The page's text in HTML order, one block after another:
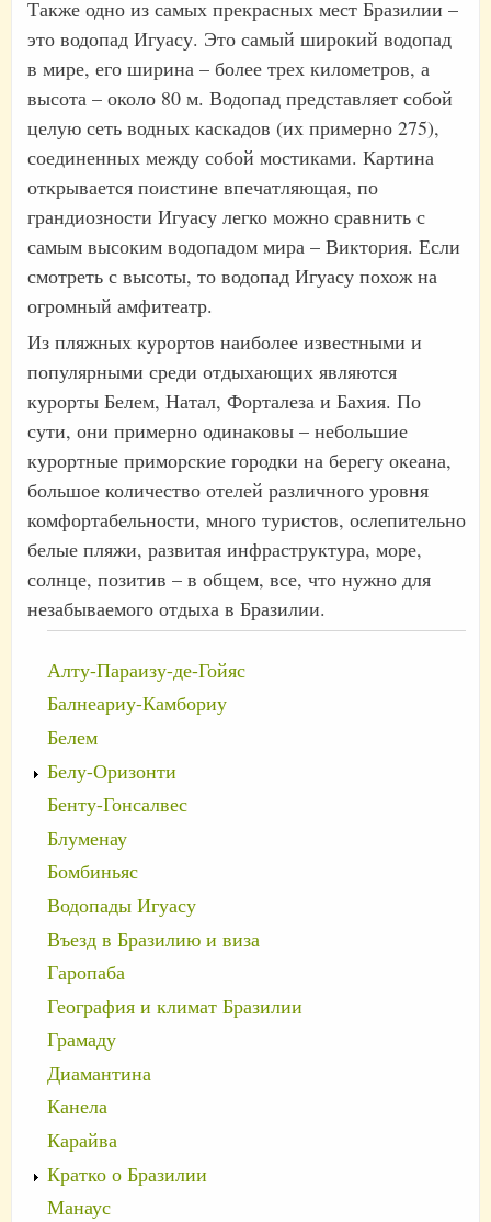
Также одно из самых прекрасных мест Бразилии –
это водопад Игуасу. Это самый широкий водопад
в мире, его ширина – более трех километров, а
высота – около 80 м. Водопад представляет собой
целую сеть водных каскадов (их примерно 275),
соединенных между собой мостиками. Картина
открывается поистине впечатляющая, по
грандиозности Игуасу легко можно сравнить с
самым высоким водопадом мира – Виктория. Если
смотреть с высоты, то водопад Игуасу похож на
огромный амфитеатр.
Из пляжных курортов наиболее известными и
популярными среди отдыхающих являются
курорты Белем, Натал, Форталеза и Бахия. По
сути, они примерно одинаковы – небольшие
курортные приморские городки на берегу океана,
большое количество отелей различного уровня
комфортабельности, много туристов, ослепительно
белые пляжи, развитая инфраструктура, море,
солнце, позитив – в общем, все, что нужно для
незабываемого отдыха в Бразилии.
Алту-Параизу-де-Гойяс
Балнеариу-Камбориу
Белем
Белу-Оризонти
Бенту-Гонсалвес
Блуменау
Бомбиньяс
Водопады Игуасу
Въезд в Бразилию и виза
Гаропаба
География и климат Бразилии
Грамаду
Диамантина
Канела
Карайва
Кратко о Бразилии
Манаус